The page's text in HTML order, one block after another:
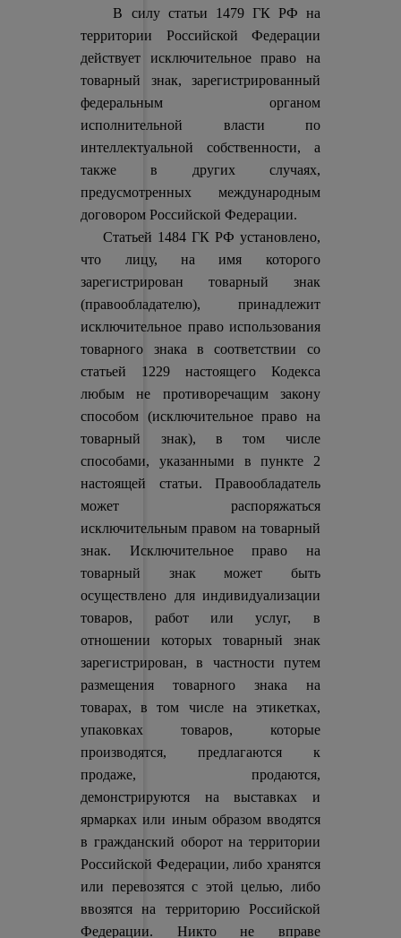
В силу статьи 1479 ГК РФ на
территории Российской Федерации
действует исключительное право на
товарный знак, зарегистрированный
федеральным органом
исполнительной власти по
интеллектуальной собственности, а
также в других случаях,
предусмотренных международным
договором Российской Федерации.
Статьей 1484 ГК РФ установлено,
что лицу, на имя которого
зарегистрирован товарный знак
(правообладателю), принадлежит
исключительное право использования
товарного знака в соответствии со
статьей 1229 настоящего Кодекса
любым не противоречащим закону
способом (исключительное право на
товарный знак), в том числе
способами, указанными в пункте 2
настоящей статьи. Правообладатель
может распоряжаться
исключительным правом на товарный
знак. Исключительное право на
товарный знак может быть
осуществлено для индивидуализации
товаров, работ или услуг, в
отношении которых товарный знак
зарегистрирован, в частности путем
размещения товарного знака на
товарах, в том числе на этикетках,
упаковках товаров, которые
производятся, предлагаются к
продаже, продаются,
демонстрируются на выставках и
ярмарках или иным образом вводятся
в гражданский оборот на территории
Российской Федерации, либо хранятся
или перевозятся с этой целью, либо
ввозятся на территорию Российской
Федерации. Никто не вправе